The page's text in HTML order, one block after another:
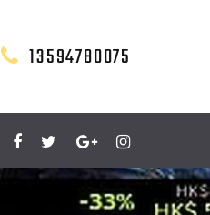
13594780075